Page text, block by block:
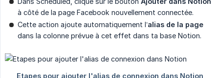
à côté de la page Facebook nouvellement connectée.
Cette action ajoute automatiquement l’alias de la page
dans la colonne prévue à cet effet dans ta base Notion.